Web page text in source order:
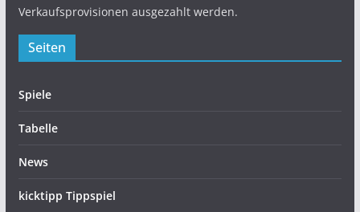
Verkaufsprovisionen ausgezahlt werden.
Seiten
Spiele
Tabelle
News
kicktipp Tippspiel